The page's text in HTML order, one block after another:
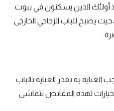
أولئك الذين يسكنون في بيوت
يصبح للباب الزجاجي الخارجي
.
به بقدر العناية بالباب
لهذه المقابض تتماشى